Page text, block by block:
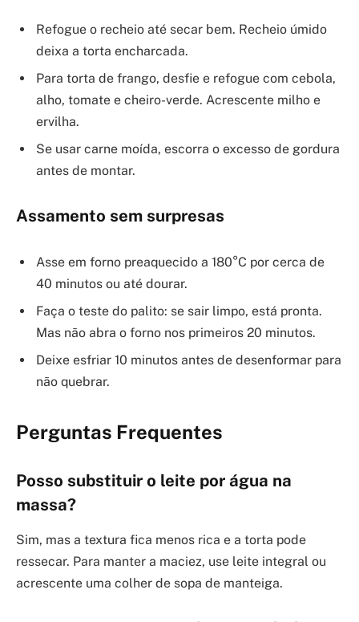
Refogue o recheio até secar bem. Recheio úmido
deixa a torta encharcada.
Para torta de frango, desfie e refogue com cebola,
alho, tomate e cheiro-verde. Acrescente milho e
ervilha.
Se usar carne moída, escorra o excesso de gordura
antes de montar.
Assamento sem surpresas
Asse em forno preaquecido a 180°C por cerca de
40 minutos ou até dourar.
Faça o teste do palito: se sair limpo, está pronta.
Mas não abra o forno nos primeiros 20 minutos.
Deixe esfriar 10 minutos antes de desenformar para
não quebrar.
Perguntas Frequentes
Posso substituir o leite por água na
massa?
Sim, mas a textura fica menos rica e a torta pode
ressecar. Para manter a maciez, use leite integral ou
acrescente uma colher de sopa de manteiga.